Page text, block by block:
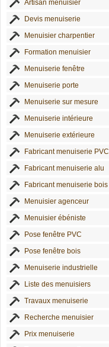
Artisan menuisier
Devis menuiserie
Menuisier charpentier
Formation menuisier
Menuiserie fenêtre
Menuiserie porte
Menuiserie sur mesure
Menuiserie intérieure
Menuiserie extérieure
Fabricant menuiserie PVC
Fabricant menuiserie alu
Fabricant menuiserie bois
Menuisier agenceur
Menuisier ébéniste
Pose fenêtre PVC
Pose fenêtre bois
Menuiserie industrielle
Liste des menuisiers
Travaux menuiserie
Recherche menuisier
Prix menuiserie